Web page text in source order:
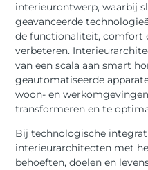
interieurontwerp, waarbij
geavanceerde
de functionaliteit, comfort
verbeteren.
van een scala aan smart
geautomatiseerde
woon- en
transformeren en te
Bij technologische
interieurarchitecten met
behoeften, doelen en